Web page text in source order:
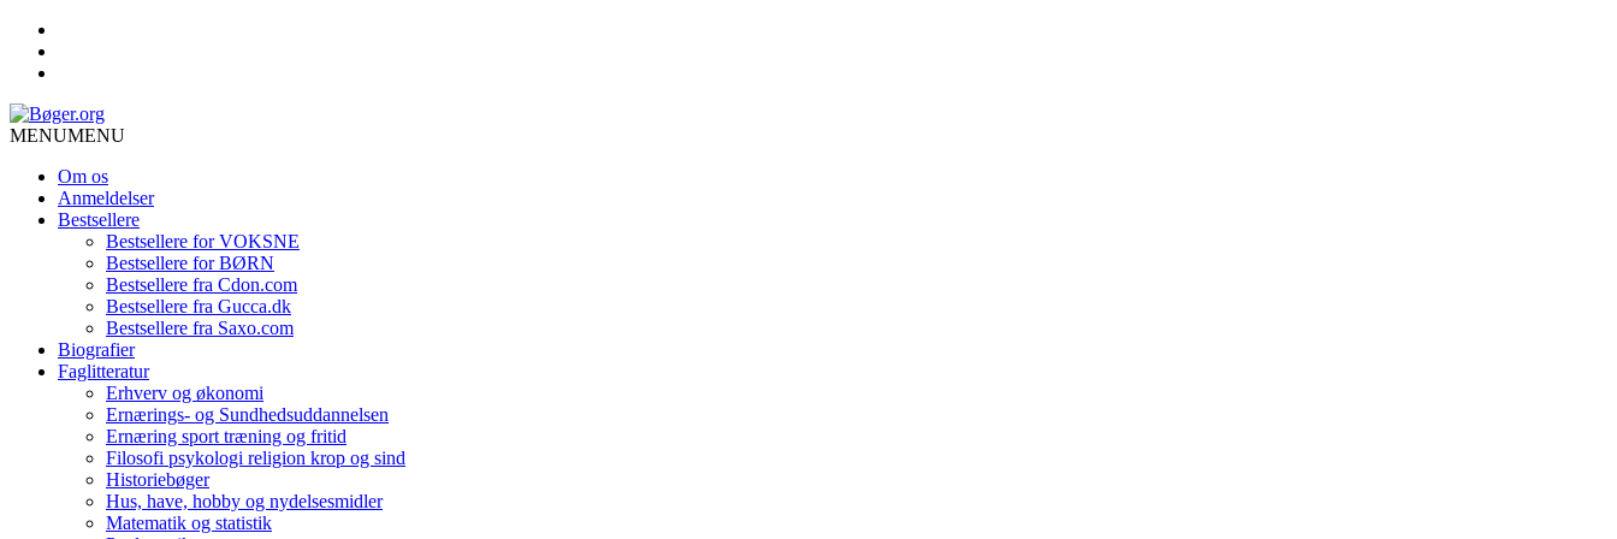
MENUMENU
Om os
Anmeldelser
Bestsellere
Bestsellere for VOKSNE
Bestsellere for BØRN
Bestsellere fra Cdon.com
Bestsellere fra Gucca.dk
Bestsellere fra Saxo.com
Biografier
Faglitteratur
Erhverv og økonomi
Ernærings- og Sundhedsuddannelsen
Ernæring sport træning og fritid
Filosofi psykologi religion krop og sind
Historiebøger
Hus, have, hobby og nydelsesmidler
Matematik og statistik